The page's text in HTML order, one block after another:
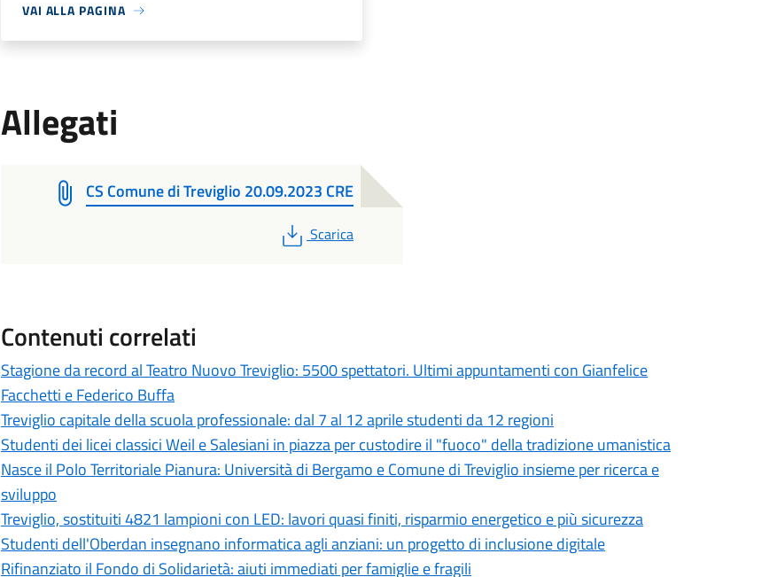
VAI ALLA PAGINA
Allegati
CS Comune di Treviglio 20.09.2023 CRE
PDF
Scarica
Contenuti correlati
Stagione da record al Teatro Nuovo Treviglio: 5500 spettatori. Ultimi appuntamenti con Gianfelice
Facchetti e Federico Buffa
Treviglio capitale della scuola professionale: dal 7 al 12 aprile studenti da 12 regioni
Studenti dei licei classici Weil e Salesiani in piazza per custodire il "fuoco" della tradizione umanistica
Nasce il Polo Territoriale Pianura: Università di Bergamo e Comune di Treviglio insieme per ricerca e
sviluppo
Treviglio, sostituiti 4821 lampioni con LED: lavori quasi finiti, risparmio energetico e più sicurezza
Studenti dell'Oberdan insegnano informatica agli anziani: un progetto di inclusione digitale
Rifinanziato il Fondo di Solidarietà: aiuti immediati per famiglie e fragili